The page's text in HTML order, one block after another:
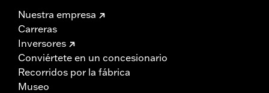
Nuestra empresa
Carreras
Inversores
Conviértete en un concesionario
Recorridos por la fábrica
Museo